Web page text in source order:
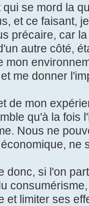
se mord la
et ce faisant,
précaire, car
autre côté,
mon
me donner
de mon
qu'à la fois
Nous ne
ne
donc, si l'on
et limiter ses